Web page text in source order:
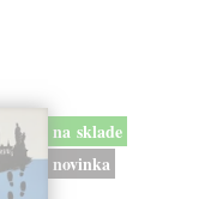
na sklade
novinka